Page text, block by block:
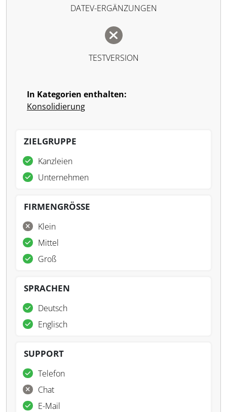
DATEV-ERGÄNZUNGEN
TESTVERSION
In Kategorien enthalten:
Konsolidierung
ZIELGRUPPE
Kanzleien
Unternehmen
FIRMENGRÖSSE
Klein
Mittel
Groß
SPRACHEN
Deutsch
Englisch
SUPPORT
Telefon
Chat
E-Mail